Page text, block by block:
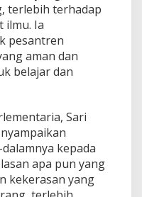
terlebih terhadap
ilmu. Ia
pesantren
aman dan
belajar dan
Sari
kepada
apa pun yang
kekerasan yang